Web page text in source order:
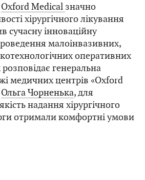
Oxford Medical значно
хірургічного лікування
сучасну інноваційну
малоінвазивних,
оперативних
генеральна
медичних центрів «Oxford
Ольга Чорненька, для
надання хірургічного
отримали комфортні умови